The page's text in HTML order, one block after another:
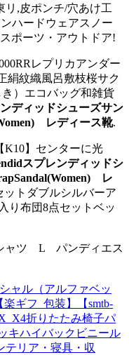
,皮ポンチ/穴あけ工
ハードウェアスノー
ポーツ・アウトドア!
レプリカアンダー
絹紋織風呂敷枝桜サク
）エコバッグ和雑貨
ディッドシューズサン
レディース靴.
】センターに光
スプレンディッドシ
レ
ットダブルシルバーア
り布団8点セットベッ
ツ L パンディエス
ャル（アルファベッ
楽ギフ_包装】【smtb-
折りたたみ椅子パ
キハイバックビニール
リア・寝具・収